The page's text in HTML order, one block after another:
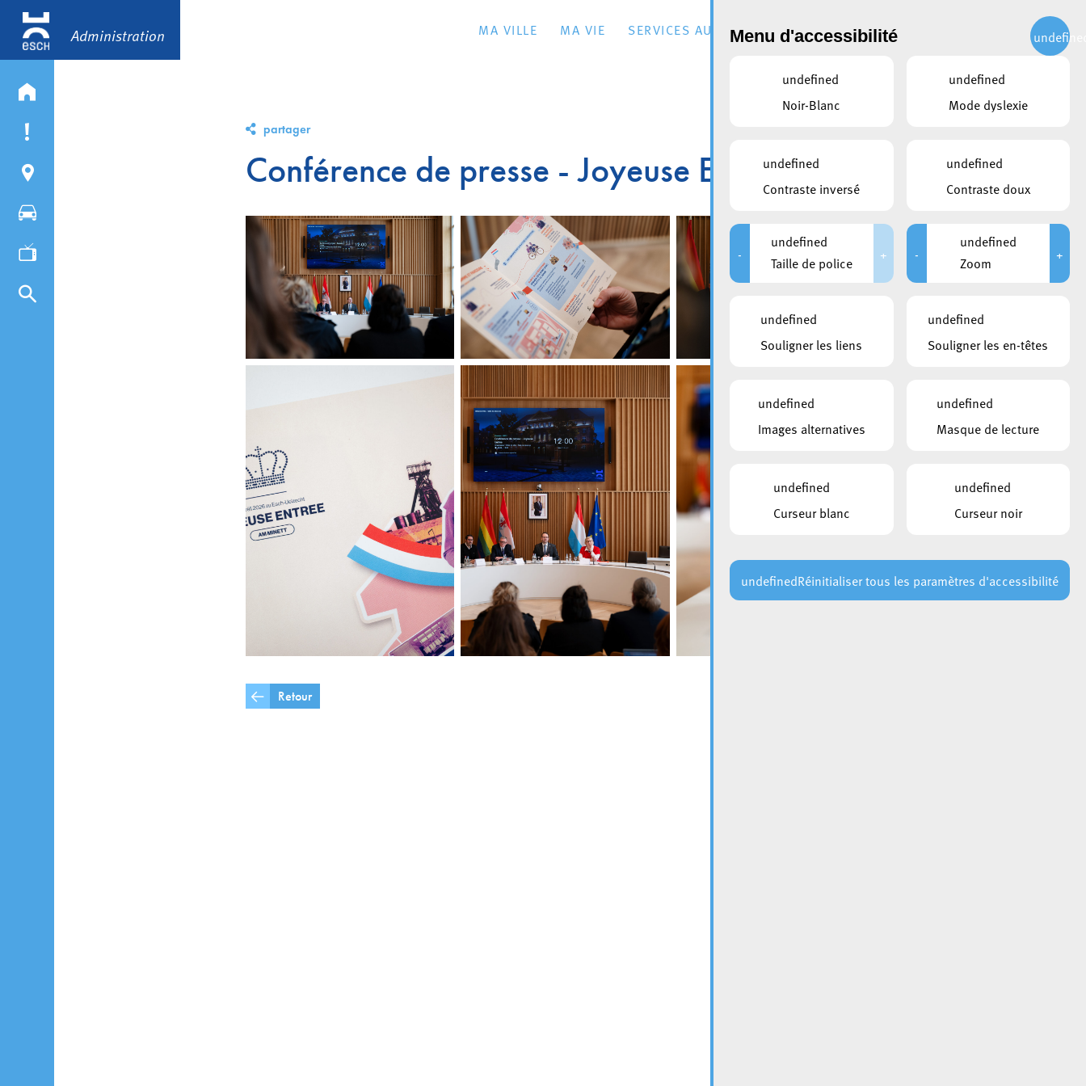
Administration MA VILLE MA VIE SERVICES AU CITOYEN ACTUALITÉS PUBLICATIONS CONTACT
partager
Conférence de presse - Joyeuse Entrée
Retour
Menu d'accessibilité
undefined
Noir-Blanc
undefined
Mode dyslexie
undefined
Contraste inversé
undefined
Contraste doux
-
undefined
Taille de police
+ -
undefined
Zoom
+
undefined
Souligner les liens
undefined
Souligner les en-têtes
undefined
Images alternatives
undefined
Masque de lecture
undefined
Curseur blanc
undefined
Curseur noir
undefinedRéinitialiser tous les paramètres d'accessibilité